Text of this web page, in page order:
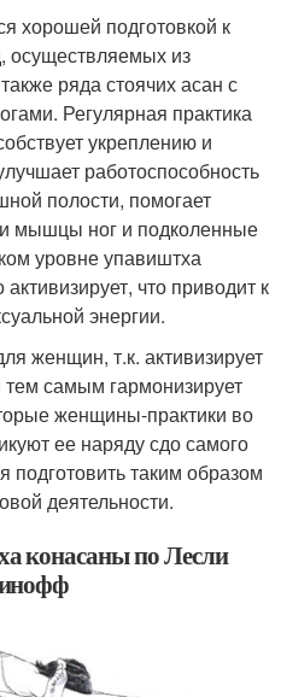
хорошей подготовкой к
осуществляемых из
ряда стоячих асан с
Регулярная практика
укреплению и
работоспособность
полости, помогает
мышцы ног и подколенные
уровне упавиштха
что приводит к
энергии.
женщин, т.к. активизирует
тем самым гармонизирует
женщины-практики во
ее наряду сдо самого
подготовить таким образом
деятельности.
конасаны по Лесли